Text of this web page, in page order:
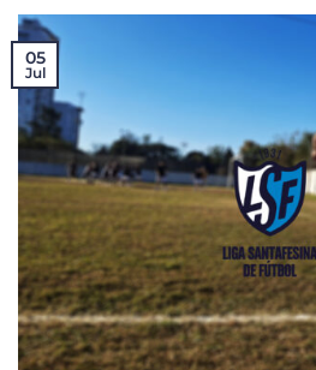
05
Jul